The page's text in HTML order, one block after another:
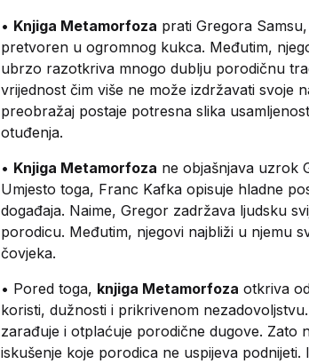
• Knjiga Metamorfoza prati Gregora
pretvoren u ogromnog kukca. Međutim,
ubrzo razotkriva mnogo dublju porodičnu
vrijednost čim više ne može izdržavati svoje
preobražaj postaje potresna slika
otuđenja.
• Knjiga Metamorfoza ne objašnjava uzrok
Umjesto toga, Franc Kafka opisuje hladne
događaja. Naime, Gregor zadržava ljudsku
porodicu. Međutim, njegovi najbliži u njemu
čovjeka.
• Pored toga, knjiga Metamorfoza otkriva
koristi, dužnosti i prikrivenom
zarađuje i otplaćuje porodične dugove. Zato
iskušenje koje porodica ne uspijeva